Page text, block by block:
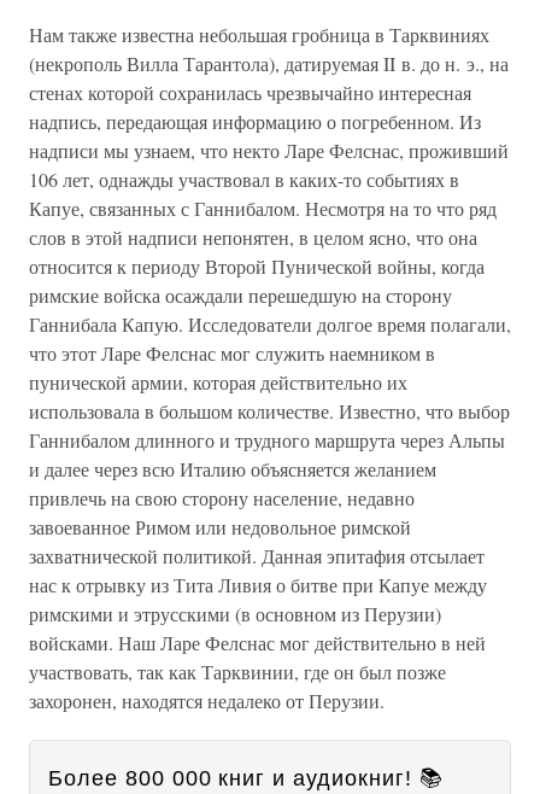
Нам также известна небольшая гробница в Тарквиниях
(некрополь Вилла Тарантола), датируемая II в. до н. э., на
стенах которой сохранилась чрезвычайно интересная
надпись, передающая информацию о погребенном. Из
надписи мы узнаем, что некто Ларе Фелснас, проживший
106 лет, однажды участвовал в каких-то событиях в
Капуе, связанных с Ганнибалом. Несмотря на то что ряд
слов в этой надписи непонятен, в целом ясно, что она
относится к периоду Второй Пунической войны, когда
римские войска осаждали перешедшую на сторону
Ганнибала Капую. Исследователи долгое время полагали,
что этот Ларе Фелснас мог служить наемником в
пунической армии, которая действительно их
использовала в большом количестве. Известно, что выбор
Ганнибалом длинного и трудного маршрута через Альпы
и далее через всю Италию объясняется желанием
привлечь на свою сторону население, недавно
завоеванное Римом или недовольное римской
захватнической политикой. Данная эпитафия отсылает
нас к отрывку из Тита Ливия о битве при Капуе между
римскими и этрусскими (в основном из Перузии)
войсками. Наш Ларе Фелснас мог действительно в ней
участвовать, так как Тарквинии, где он был позже
захоронен, находятся недалеко от Перузии.
Более 800 000 книг и аудиокниг! 📚